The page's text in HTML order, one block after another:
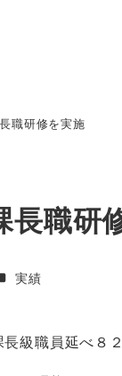
職研修を実施
長職研
実績
級職員延べ８